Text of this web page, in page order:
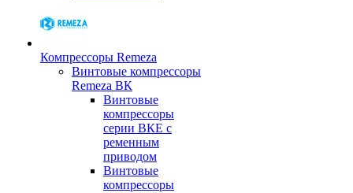
Компрессоры Remeza
Винтовые компрессоры
Remeza ВК
Винтовые
компрессоры
серии ВКЕ с
ременным
приводом
Винтовые
компрессоры